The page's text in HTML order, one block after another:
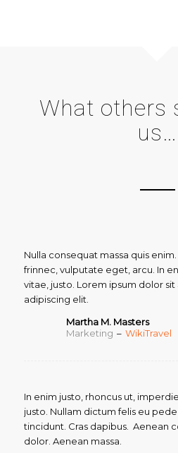
What others
us…
Nulla consequat massa quis
frinnec, vulputate eget, arcu. In
vitae, justo. Lorem ipsum dolor
adipiscing elit.
Martha M. Masters
Marketing – WikiTravel
In enim justo, rhoncus ut,
justo. Nullam dictum felis eu
tincidunt. Cras dapibus. Aenean
dolor. Aenean massa.